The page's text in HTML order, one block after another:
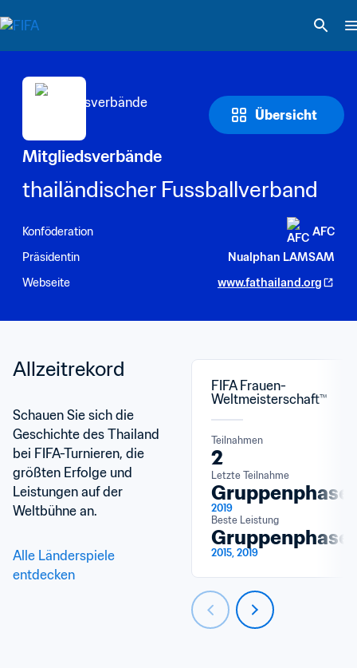
Übersicht
Mitgliedsverbände
thailändischer Fussballverband
Konföderation
AFC
Präsidentin
Nualphan LAMSAM
Webseite
www.fathailand.org
Allzeitrekord
Schauen Sie sich die
Geschichte des Thailand
bei FIFA-Turnieren, die
größten Erfolge und
Leistungen auf der
Weltbühne an.
Alle Länderspiele
entdecken
FIFA Frauen-
Weltmeisterschaft™
Teilnahmen
2
Letzte Teilnahme
Gruppenphase
2019
Beste Leistung
Gruppenphase
2015, 2019